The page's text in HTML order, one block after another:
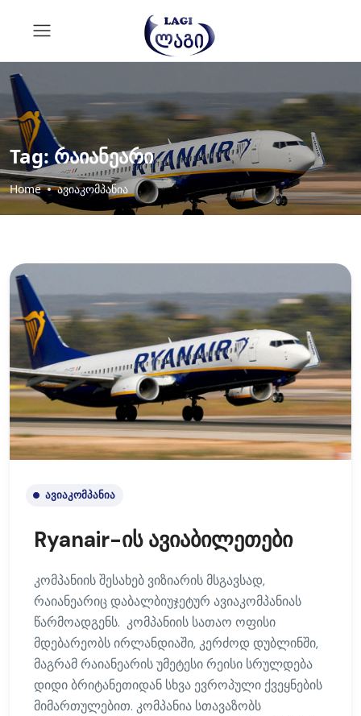
Tag: რაიანეარი
Home ავიაკომპანია
ᲐᲕᲘᲐᲙᲝᲛᲞᲐᲜᲘᲐ
Ryanair-ის ავიაბილეთები
კომპანიის შესახებ ვიზიარის მსგავსად,
რაიანეარიც დაბალბიუჯეტურ ავიაკომპანიას
წარმოადგენს. კომპანიის სათაო ოფისი
მდებარეობს ირლანდიაში, კერძოდ დუბლინში,
მაგრამ რაიანეარის უმეტესი რეისი სრულდება
დიდი ბრიტანეთიდან სხვა ევროპული ქვეყნების
მიმართულებით. კომპანია სთავაზობს